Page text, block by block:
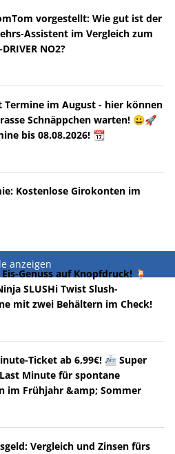
vorgestellt: Wie gut ist der
Assistent im Vergleich zum
NO2?
Termine im August - hier können
Schnäppchen warten! 😀🚀
bis 08.08.2026! 📆
Kostenlose Girokonten im
anzeigen
Genuss auf Knopfdruck! 🍹
SLUSHi Twist Slush-
mit zwei Behältern im Check!
Ticket ab 6,99€! 🚈 Super
Minute für spontane
im Frühjahr &amp; Sommer
Vergleich und Zinsen fürs